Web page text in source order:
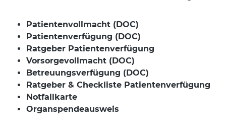
Patientenvollmacht (DOC)
Patientenverfügung (DOC)
Ratgeber Patientenverfügung
Vorsorgevollmacht (DOC)
Betreuungsverfügung (DOC)
Ratgeber & Checkliste Patientenverfügung
Notfallkarte
Organspendeausweis